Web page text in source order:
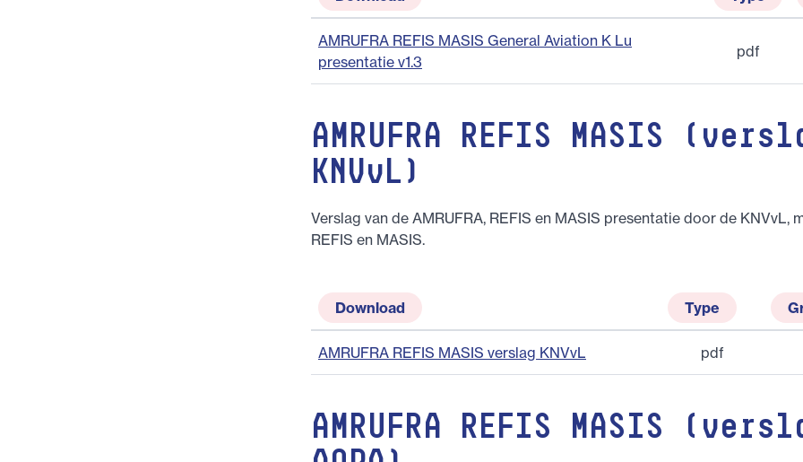
AMRUFRA REFIS MASIS General Aviation K Lu
presentatie v1.3
pdf
AMRUFRA REFIS MASIS
KNVvL)
Verslag van de AMRUFRA, REFIS en MASIS presentatie door de KNVvL,
REFIS en MASIS.
Download Type
AMRUFRA REFIS MASIS verslag KNVvL pdf
AMRUFRA REFIS MASIS